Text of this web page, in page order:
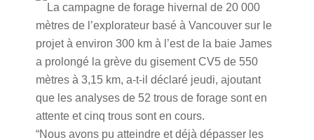
La campagne de forage hivernal de 20 000
mètres de l’explorateur basé à Vancouver sur le
projet à environ 300 km à l’est de la baie James
a prolongé la grève du gisement CV5 de 550
mètres à 3,15 km, a-t-il déclaré jeudi, ajoutant
que les analyses de 52 trous de forage sont en
attente et cinq trous sont en cours.
“Nous avons pu atteindre et déjà dépasser les